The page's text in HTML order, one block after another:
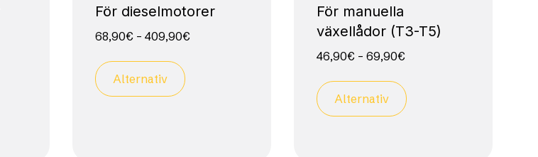
För dieselmotorer
68,90€ – 409,90€
Alternativ
För manuella
växellådor (T3-T5)
46,90€ – 69,90€
Alternativ